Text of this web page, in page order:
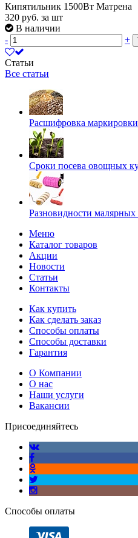
Кипятильник 1500Вт Матрена
320 руб. за шт
В наличии
-
+
Статьи
Все статьи
Расшифровка
Сроки посева овощных
Разновидности малярных
Меню
Каталог товаров
Акции
Новости
Статьи
Контакты
Как купить
Как сделать заказ
Способы оплаты
Способы доставки
Гарантия
О Компании
О нас
Наши услуги
Вакансии
Присоединяйтесь
Способы оплаты